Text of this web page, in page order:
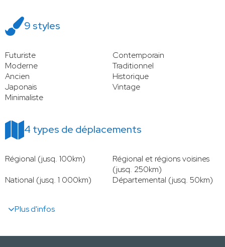
9 styles
Futuriste
Contemporain
Moderne
Traditionnel
Ancien
Historique
Japonais
Vintage
Minimaliste
4 types de déplacements
Régional (jusq. 100km)
Régional et régions voisines
(jusq. 250km)
National (jusq. 1 000km)
Départemental (jusq. 50km)
Plus d'infos